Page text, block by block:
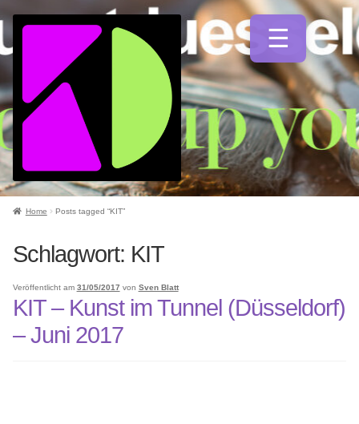
springen
springen
Künstlerfarben
Malmittel
Pinsel
öffnen
Home Posts tagged “KIT”
Schlagwort: KIT
Veröffentlicht am 31/05/2017 von Sven Blatt
KIT – Kunst im Tunnel (Düsseldorf)
– Juni 2017